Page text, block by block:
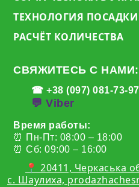
ТЕХНОЛОГИЯ
РАСЧЁТ КОЛИЧЕСТВА
СВЯЖИТЕСЬ С НАМИ:
☎ +38 (097) 081-73-97
💬 Viber
Время работы:
⏰ Пн-Пт: 08:00 – 18:00
⏰ Сб: 09:00 – 16:00
📍 20411, Черкаська
с. Шаулиха,